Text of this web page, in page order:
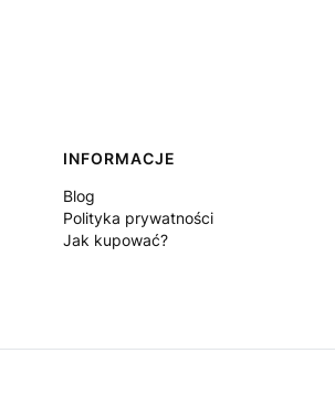
INFORMACJE
Blog
Polityka prywatności
Jak kupować?